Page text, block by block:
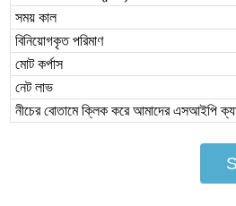
সময় কাল
বিনিয়োগকৃত পরিমাণ
মোট কর্পাস
নেট লাভ
নীচের বোতামে ক্লিক করে আমাদের এসআইপি